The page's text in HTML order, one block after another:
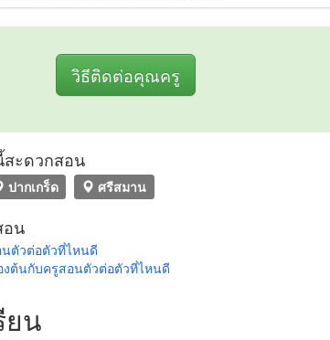
วิธีติดต่อคุณครู
ะดวกสอน
ปากเกร็ด ศรีสมาน
น
นตัวต่อตัวที่ไหนดี
งต้นกับครูสอนตัวต่อตัวที่ไหนดี
ยน